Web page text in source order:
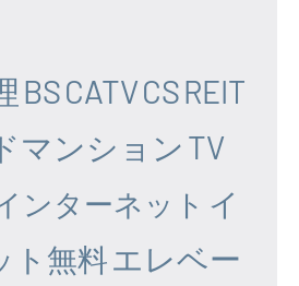
BSCATVCSREIT
マンション TV
ンターネット イ
ト無料エレベー